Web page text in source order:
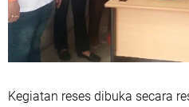
‎Kegiatan reses dibuka secara